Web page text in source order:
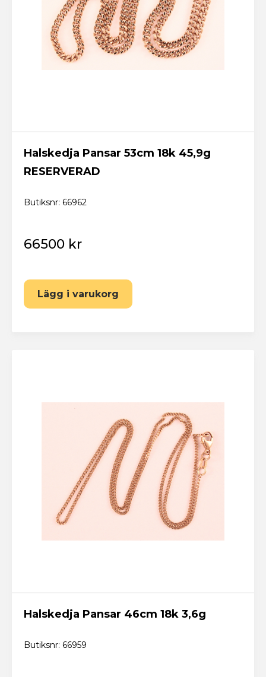
Logga in
Glömt lösenordet? Fixa ett nytt här!
Skicka
Halskedja Pansar 53cm 18k 45,9g
RESERVERAD
Butiksnr: 66962
66500 kr
Lägg i varukorg
Halskedja Pansar 46cm 18k 3,6g
Butiksnr: 66959